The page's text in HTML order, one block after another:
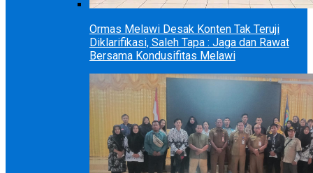
Ormas Melawi Desak Konten Tak Teruji
Diklarifikasi, Saleh Tapa : Jaga dan Rawat
Bersama Kondusifitas Melawi